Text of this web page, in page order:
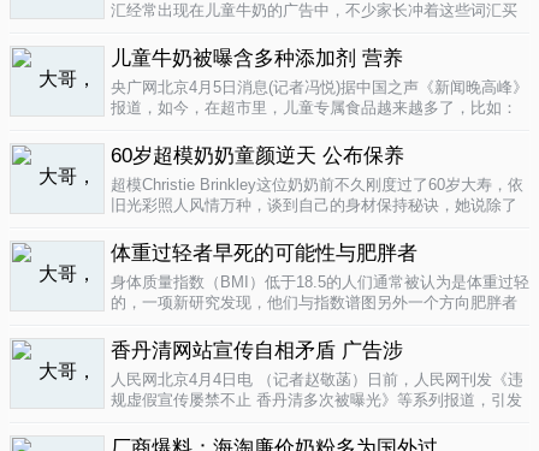
汇经常出现在儿童牛奶的广告中，不少家长冲着这些词汇买
示，孩子应该尽量少喝。超市儿童牛奶添加剂高达10种昨
天，重庆晨报记者在杨家坪..
儿童牛奶被曝含多种添加剂 营养
央广网北京4月5日消息(记者冯悦)据中国之声《新闻晚高峰》
报道，如今，在超市里，儿童专属食品越来越多了，比如：
非常独特，因此，备受孩子们和家长的喜爱。然而，一些营
养专家指出，儿童牛奶比普通..
60岁超模奶奶童颜逆天 公布保养
超模Christie Brinkley这位奶奶前不久刚度过了60岁大寿，依
旧光彩照人风情万种，谈到自己的身材保持秘诀，她说除了
外，从12岁开始她就是个素食主义者，早餐吃燕麦粥加果
酱，午餐豆子..
体重过轻者早死的可能性与肥胖者
身体质量指数（BMI）低于18.5的人们通常被认为是体重过轻
的，一项新研究发现，他们与指数谱图另外一个方向肥胖者
（如果是粗略的）整体健康指标的可靠性。这个测量值反映
一个人的高度与重量的比..
香丹清网站宣传自相矛盾 广告涉
人民网北京4月4日电 （记者赵敬菡）日前，人民网刊发《违
规虚假宣传屡禁不止 香丹清多次被曝光》等系列报道，引发
官方销售网站存在备案信息不明、涉嫌违规发布广告、宣传